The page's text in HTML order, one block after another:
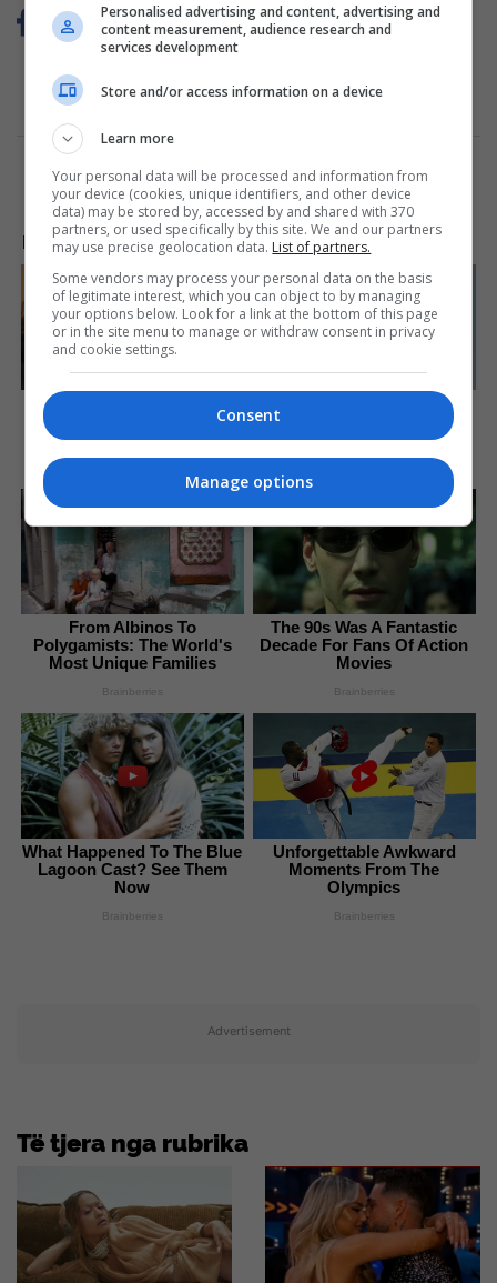
LAJME NGA INTERNETI
To Steamy To Stream? Not
For The Bridgertons! 9
Brainberries
2025’s Most Impactful
Brainberries
From Albinos To
Polygamists: The World's
Most Unique Families
Brainberries
The 90s Was A Fantastic
Decade For Fans Of Action
Movies
Brainberries
What Happened To The Blue
Lagoon Cast? See Them
Now
Brainberries
Unforgettable Awkward
Moments From The
Olympics
Brainberries
Advertisement
Të tjera nga rubrika
Personalised advertising and content, advertising and
content measurement, audience research and
services development
Store and/or access information on a device
Learn more
Your personal data will be processed and information from
your device (cookies, unique identifiers, and other device
data) may be stored by, accessed by and shared with 370
partners, or used specifically by this site. We and our partners
may use precise geolocation data. List of partners.
Some vendors may process your personal data on the basis
of legitimate interest, which you can object to by managing
your options below. Look for a link at the bottom of this page
or in the site menu to manage or withdraw consent in privacy
and cookie settings.
Consent
Manage options